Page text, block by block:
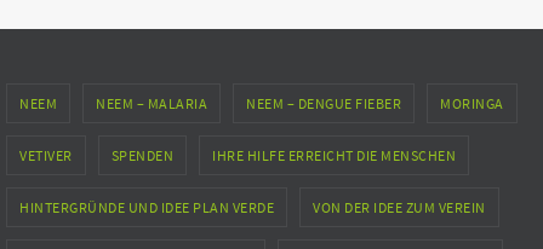
NEEM NEEM – MALARIA NEEM – DENGUE FIEBER MORINGA
VETIVER SPENDEN IHRE HILFE ERREICHT DIE MENSCHEN
HINTERGRÜNDE UND IDEE PLAN VERDE VON DER IDEE ZUM VEREIN